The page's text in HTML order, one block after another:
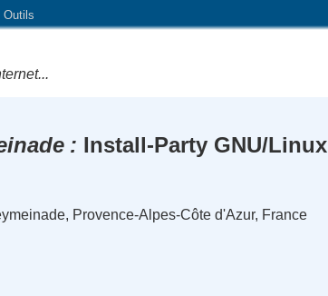
Outils
Install-Party GNU/Linux
Provence-Alpes-Côte d'Azur, France